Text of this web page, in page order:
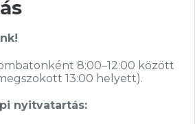
8:00–12:00 között
13:00 helyett).
nyitvatartás: